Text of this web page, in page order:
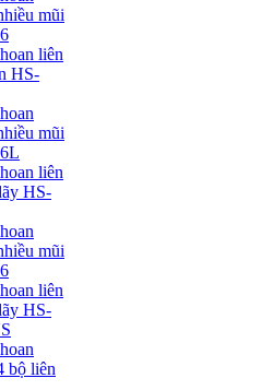
mũi
liên
HS-
mũi
liên
HS-
mũi
liên
HS-
bộ liên